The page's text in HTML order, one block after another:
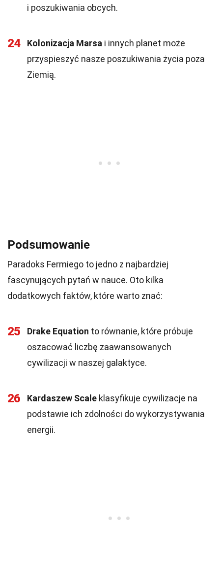
i poszukiwania obcych.
24 Kolonizacja Marsa i innych planet może
przyspieszyć nasze poszukiwania życia poza
Ziemią.
Podsumowanie
Paradoks Fermiego to jedno z najbardziej
fascynujących pytań w nauce. Oto kilka
dodatkowych faktów, które warto znać:
25 Drake Equation to równanie, które próbuje
oszacować liczbę zaawansowanych
cywilizacji w naszej galaktyce.
26 Kardaszew Scale klasyfikuje cywilizacje na
podstawie ich zdolności do wykorzystywania
energii.